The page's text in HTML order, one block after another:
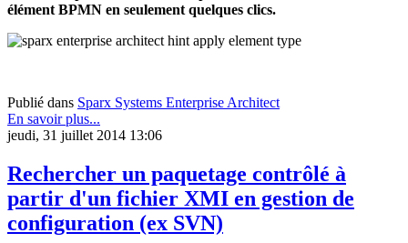
élément BPMN en seulement quelques clics.
Publié dans Sparx Systems Enterprise Architect
En savoir plus...
jeudi, 31 juillet 2014 13:06
Rechercher un paquetage contrôlé à
partir d'un fichier XMI en gestion de
configuration (ex SVN)